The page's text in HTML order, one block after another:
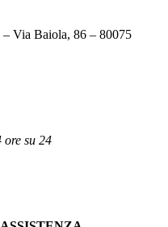
Via Baiola, 86 – 80075
su 24